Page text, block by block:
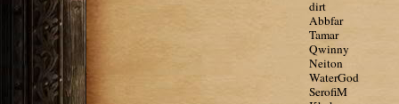
dirt
Abbfar
Tamar
Qwinny
Neiton
WaterGod
SerofiM